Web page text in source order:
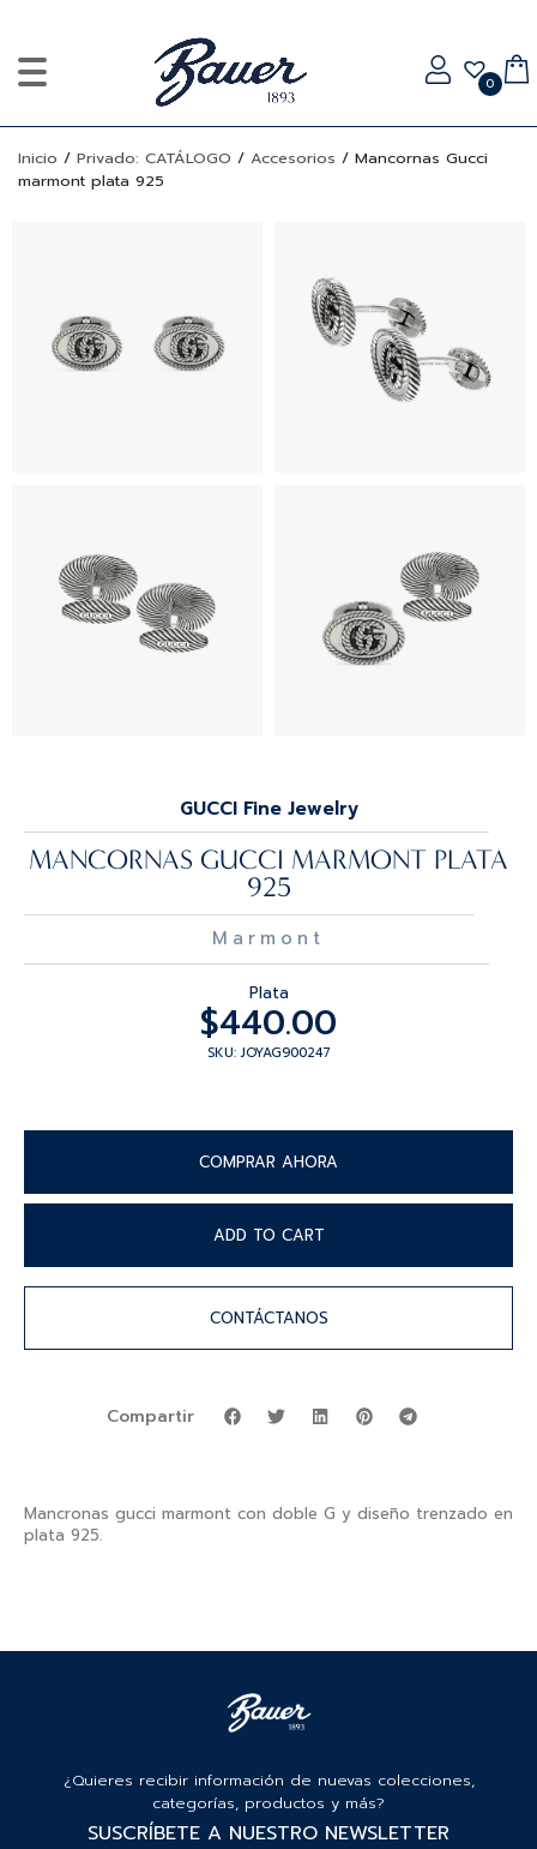
0
Inicio / Privado: CATÁLOGO / Accesorios / Mancornas Gucci
marmont plata 925
GUCCI Fine Jewelry
MANCORNAS GUCCI MARMONT PLATA
925
Marmont
Plata
$440.00
SKU: JOYAG900247
COMPRAR AHORA
ADD TO CART
CONTÁCTANOS
Compartir
Mancronas gucci marmont con doble G y diseño trenzado en
plata 925.
¿Quieres recibir información de nuevas colecciones,
categorías, productos y más?
SUSCRÍBETE A NUESTRO NEWSLETTER